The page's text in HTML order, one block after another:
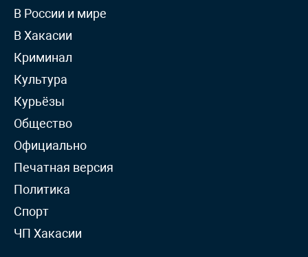
В России и мире
В Хакасии
Криминал
Культура
Курьёзы
Общество
Официально
Печатная версия
Политика
Спорт
ЧП Хакасии